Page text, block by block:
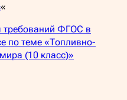
«
требований ФГОС в
по теме «Топливно-
(10 класс)»